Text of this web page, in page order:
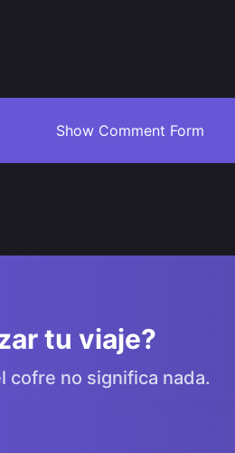
Show Comment Form
tu viaje?
cofre no significa nada.